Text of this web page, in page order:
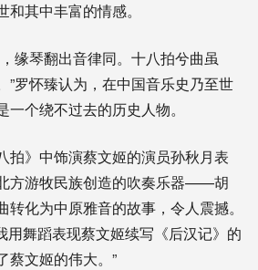
其中丰富的情感。
琴翻出音律同。十八拍兮曲虽
”罗怀臻认为，在中国音乐史乃至世
个绕不过去的历史人物。
》中饰演蔡文姬的演员孙秋月表
方游牧民族创造的吹奏乐器——胡
化为中原雅音的故事，令人震撼。
用舞蹈表现蔡文姬续写《后汉记》的
蔡文姬的伟大。”